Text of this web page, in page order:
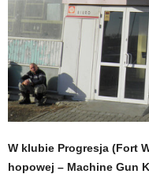
W klubie Progresja (Fort
hopowej – Machine Gun